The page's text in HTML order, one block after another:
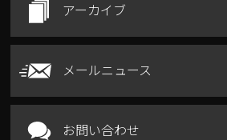
アーカイブ
メールニュース
お問い合わせ